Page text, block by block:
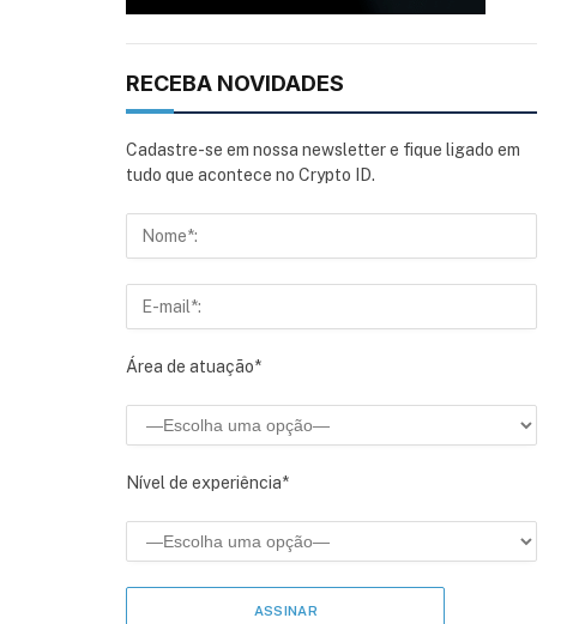
RECEBA NOVIDADES
Cadastre-se em nossa newsletter e fique ligado em
tudo que acontece no Crypto ID.
Área de atuação*
Nível de experiência*